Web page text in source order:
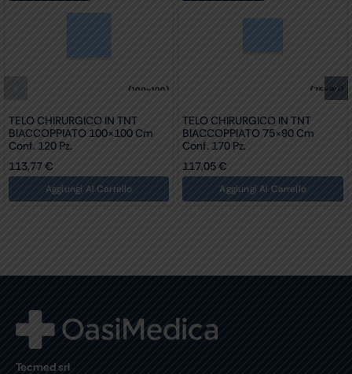
TELO CHIRURGICO IN TNT
BIACCOPPIATO 100×100 Cm
Conf. 120 Pz.
113,77€
Aggiungi Al Carrello
TELO CHIRURGICO IN TNT
BIACCOPPIATO 75×90 Cm
Conf. 170 Pz.
117,05€
Aggiungi Al Carrello
Tecmed srl